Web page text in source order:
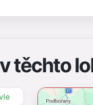
těchto